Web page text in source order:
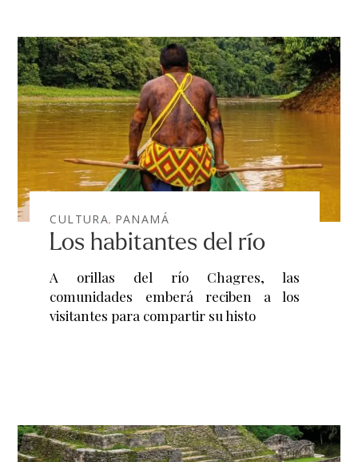
CULTURA, PANAMÁ
Los habitantes del río
A orillas del río Chagres, las
comunidades emberá reciben a los
visitantes para compartir su histo